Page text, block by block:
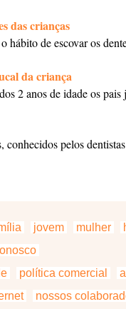
das crianças
hábito de escovar os
da criança
2 anos de idade os
conhecidos pelos
jovem mulher
política comercial
nossos